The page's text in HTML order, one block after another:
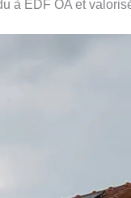
à EDF OA et